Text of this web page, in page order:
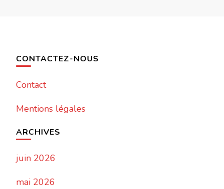
CONTACTEZ-NOUS
Contact
Mentions légales
ARCHIVES
juin 2026
mai 2026